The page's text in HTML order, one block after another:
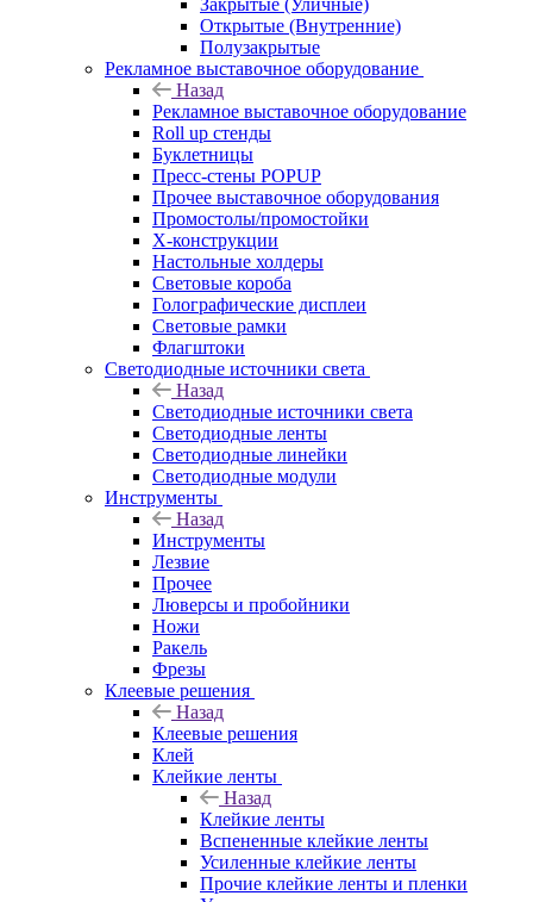
Закрытые (Уличные)
Открытые (Внутренние)
Полузакрытые
Рекламное выставочное оборудование
Назад
Рекламное выставочное оборудование
Roll up стенды
Буклетницы
Пресс-стены POPUP
Прочее выставочное оборудования
Промостолы/промостойки
Х-конструкции
Настольные холдеры
Световые короба
Голографические дисплеи
Световые рамки
Флагштоки
Светодиодные источники света
Назад
Светодиодные источники света
Светодиодные ленты
Светодиодные линейки
Светодиодные модули
Инструменты
Назад
Инструменты
Лезвие
Прочее
Люверсы и пробойники
Ножи
Ракель
Фрезы
Клеевые решения
Назад
Клеевые решения
Клей
Клейкие ленты
Назад
Клейкие ленты
Вспененные клейкие ленты
Усиленные клейкие ленты
Прочие клейкие ленты и пленки